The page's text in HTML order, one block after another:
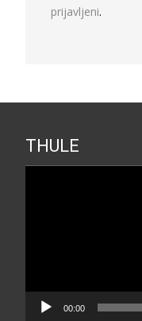
prijavljeni.
THULE
00:00